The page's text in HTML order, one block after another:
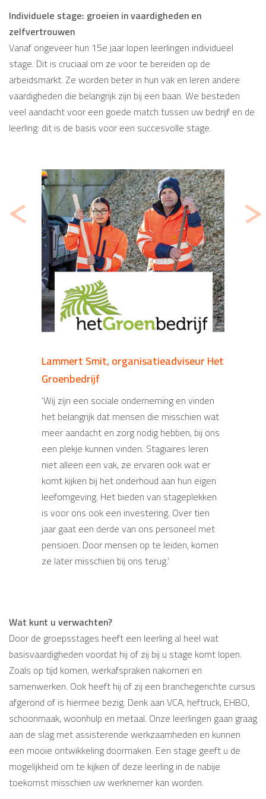
Individuele stage: groeien in vaardigheden en
zelfvertrouwen
Vanaf ongeveer hun 15e jaar lopen leerlingen individueel
stage. Dit is cruciaal om ze voor te bereiden op de
arbeidsmarkt. Ze worden beter in hun vak en leren andere
vaardigheden die belangrijk zijn bij een baan. We besteden
veel aandacht voor een goede match tussen uw bedrijf en de
leerling: dit is de basis voor een succesvolle stage.
Lammert Smit, organisatieadviseur Het
Groenbedrijf
‘Wij zijn een sociale onderneming en vinden
het belangrijk dat mensen die misschien wat
meer aandacht en zorg nodig hebben, bij ons
een plekje kunnen vinden. Stagiaires leren
niet alleen een vak, ze ervaren ook wat er
komt kijken bij het onderhoud aan hun eigen
leefomgeving. Het bieden van stageplekken
is voor ons ook een investering. Over tien
jaar gaat een derde van ons personeel met
pensioen. Door mensen op te leiden, komen
ze later misschien bij ons terug.’
Rianne de Jong, hotelmanager Hotel
FINCH
´Wij vinden het mooi om bij te dragen aan de
ontwikkeling van jongeren, ze enthousiast te
maken voor het vak en te laten zien hoe wij
met onze gasten omgaan. Leerlingen van
Arkelstein zijn relatief jong, maar kunnen juist
daardoor veel groei doormaken. Wij zijn een
hecht team en iedereen helpt elkaar.
Diezelfde betrokkenheid is er ook vanuit
Arkelstein. Na een goede match worden
heldere afspraken gemaakt. Ook tussendoor
is er voldoende aandacht.´
<
Vorige >
Wat kunt u verwachten?
Door de groepsstages heeft een leerling al heel wat
basisvaardigheden voordat hij of zij bij u stage komt lopen.
Zoals op tijd komen, werkafspraken nakomen en
samenwerken. Ook heeft hij of zij een branchegerichte cursus
afgerond of is hiermee bezig. Denk aan VCA, heftruck, EHBO,
schoonmaak, woonhulp en metaal. Onze leerlingen gaan graag
aan de slag met assisterende werkzaamheden en kunnen
een mooie ontwikkeling doormaken. Een stage geeft u de
mogelijkheid om te kijken of deze leerling in de nabije
toekomst misschien uw werknemer kan worden.